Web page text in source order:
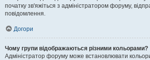
початку зв'яжіться з адміністратором форуму,
повідомлення.
Догори
Чому групи відображаються різними кольорами?
Адміністратор форуму може встановлювати